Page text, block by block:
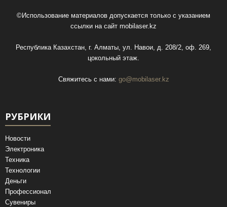
©Использование материалов допускается только с указанием
ссылки на сайт mobilaser.kz
Республика Казахстан, г. Алматы, ул. Навои, д. 208/2, оф. 269,
цокольный этаж.
Свяжитесь с нами: go@mobilaser.kz
РУБРИКИ
Новости
Электроника
Техника
Технологии
Деньги
Профессионал
Сувениры